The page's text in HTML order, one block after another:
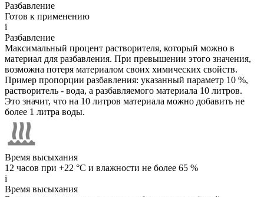
Разбавление
Готов к применению
i
Разбавление
Максимальный процент растворителя, который можно в
материал для разбавления. При превышении этого значения,
возможна потеря материалом своих химических свойств.
Пример пропорции разбавления: указанный параметр 10 %,
растворитель - вода, а разбавляемого материала 10 литров.
Это значит, что на 10 литров материала можно добавить не
более 1 литра воды.
Время высыхания
12 часов при +22 °C и влажности не более 65 %
i
Время высыхания